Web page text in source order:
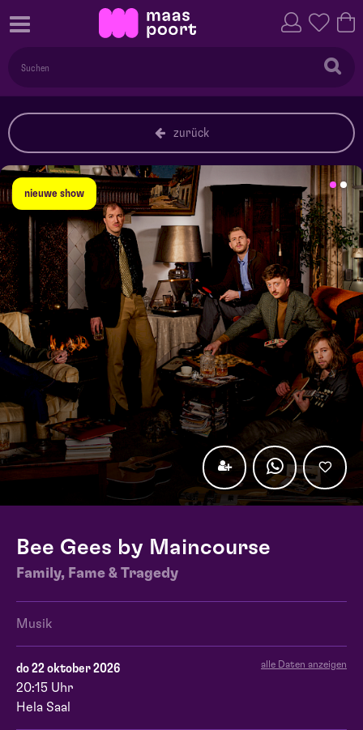
zurück
nieuwe show
Bee Gees by Maincourse
Family, Fame & Tragedy
Musik
do 22 oktober 2026 alle Daten anzeigen
20:15 Uhr
Hela Saal